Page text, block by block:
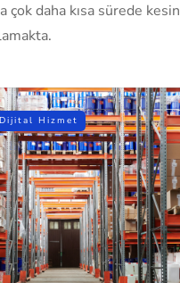
çok daha kısa sürede kesin
Dijital Hizmet